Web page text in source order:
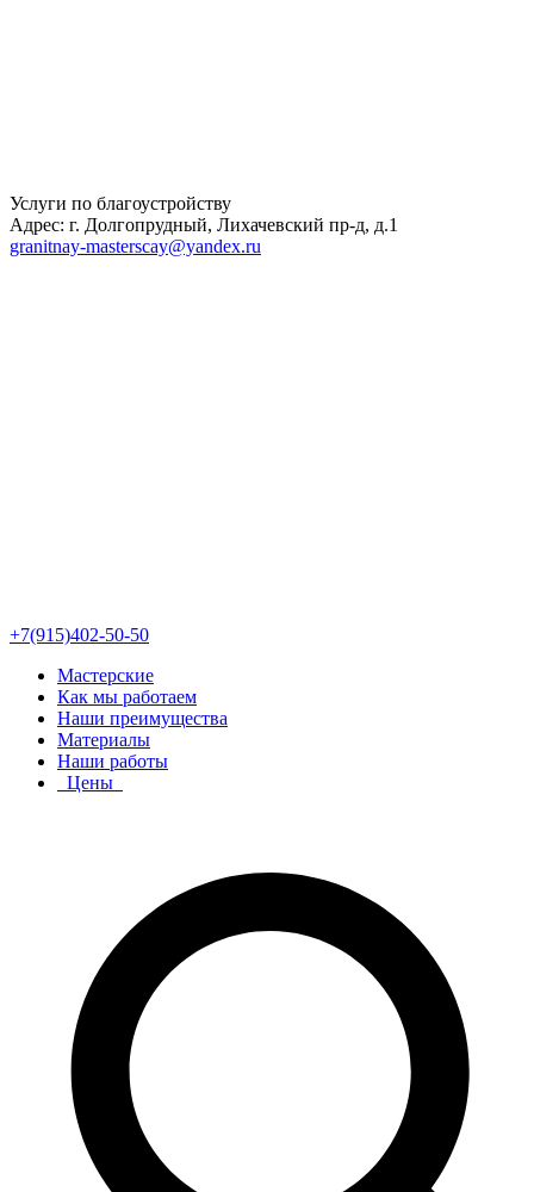
Услуги по благоустройству
Адрес: г. Долгопрудный, Лихачевский пр-д, д.1
granitnay-masterscay@yandex.ru
+7(915)402-50-50
Мастерские
Как мы работаем
Наши преимущества
Материалы
Наши работы
Цены